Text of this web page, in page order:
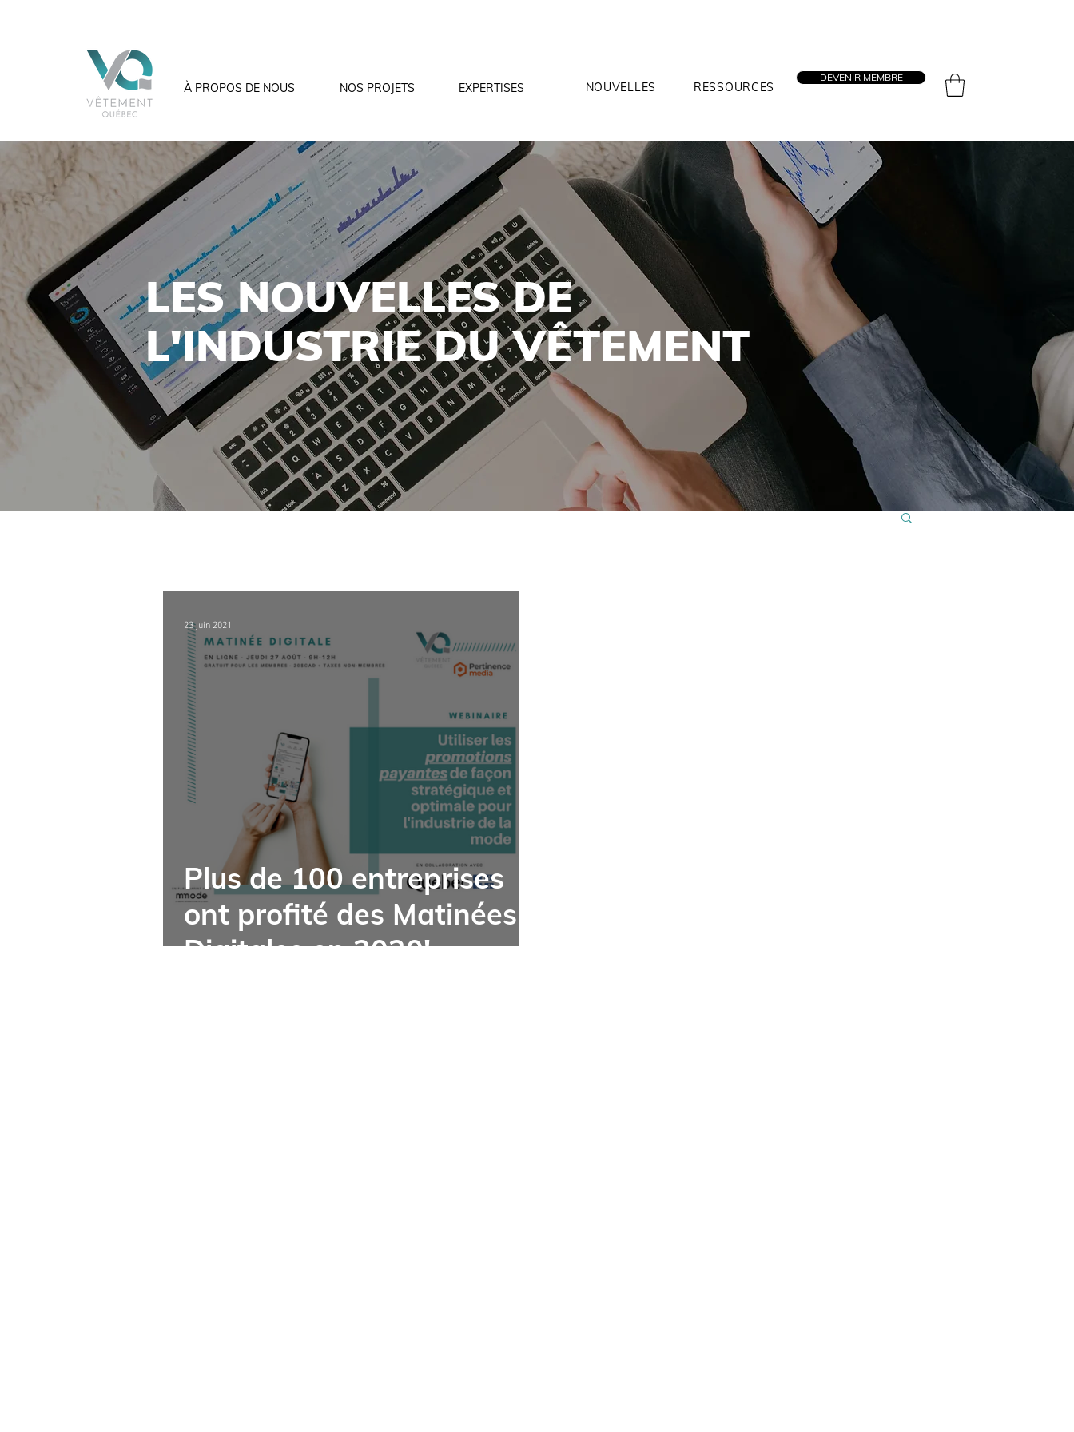
À PROPOS DE NOUS NOS PROJETS EXPERTISES NOUVELLES RESSOURCES
DEVENIR MEMBRE
LES NOUVELLES DE
L'INDUSTRIE DU VÊTEMENT
Plus de 100 entreprises
ont profité des Matinées
Digitales en 2020!
23 juin 2021